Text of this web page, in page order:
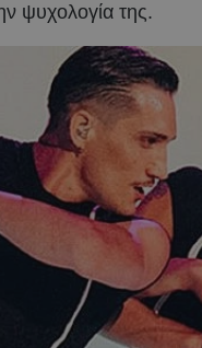
ψυχολογία της.